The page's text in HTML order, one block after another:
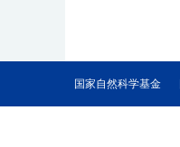
国家自然科学基金